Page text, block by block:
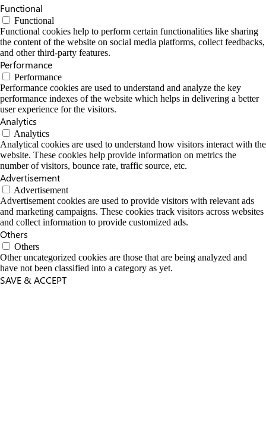
Functional
Functional
Functional cookies help to perform certain functionalities like sharing
the content of the website on social media platforms, collect feedbacks,
and other third-party features.
Performance
Performance
Performance cookies are used to understand and analyze the key
performance indexes of the website which helps in delivering a better
user experience for the visitors.
Analytics
Analytics
Analytical cookies are used to understand how visitors interact with the
website. These cookies help provide information on metrics the
number of visitors, bounce rate, traffic source, etc.
Advertisement
Advertisement
Advertisement cookies are used to provide visitors with relevant ads
and marketing campaigns. These cookies track visitors across websites
and collect information to provide customized ads.
Others
Others
Other uncategorized cookies are those that are being analyzed and
have not been classified into a category as yet.
SAVE & ACCEPT